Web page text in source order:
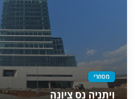
מסחרי
ויתניה נס ציונה